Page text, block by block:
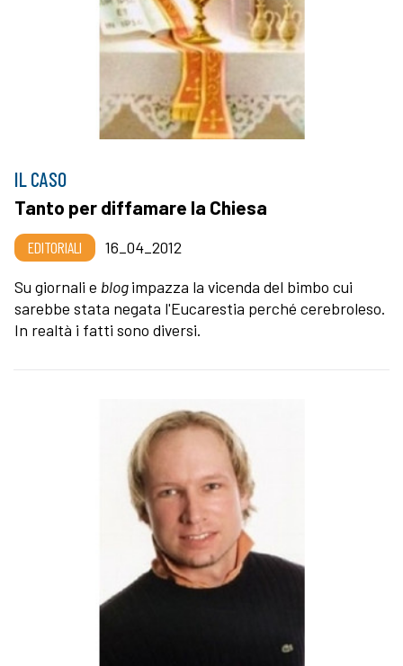
IL CASO
Tanto per diffamare la Chiesa
EDITORIALI
16_04_2012
Su giornali e blogimpazza la vicenda del bimbo cui
sarebbe stata negata l'Eucarestia perché cerebroleso.
In realtà i fatti sono diversi.